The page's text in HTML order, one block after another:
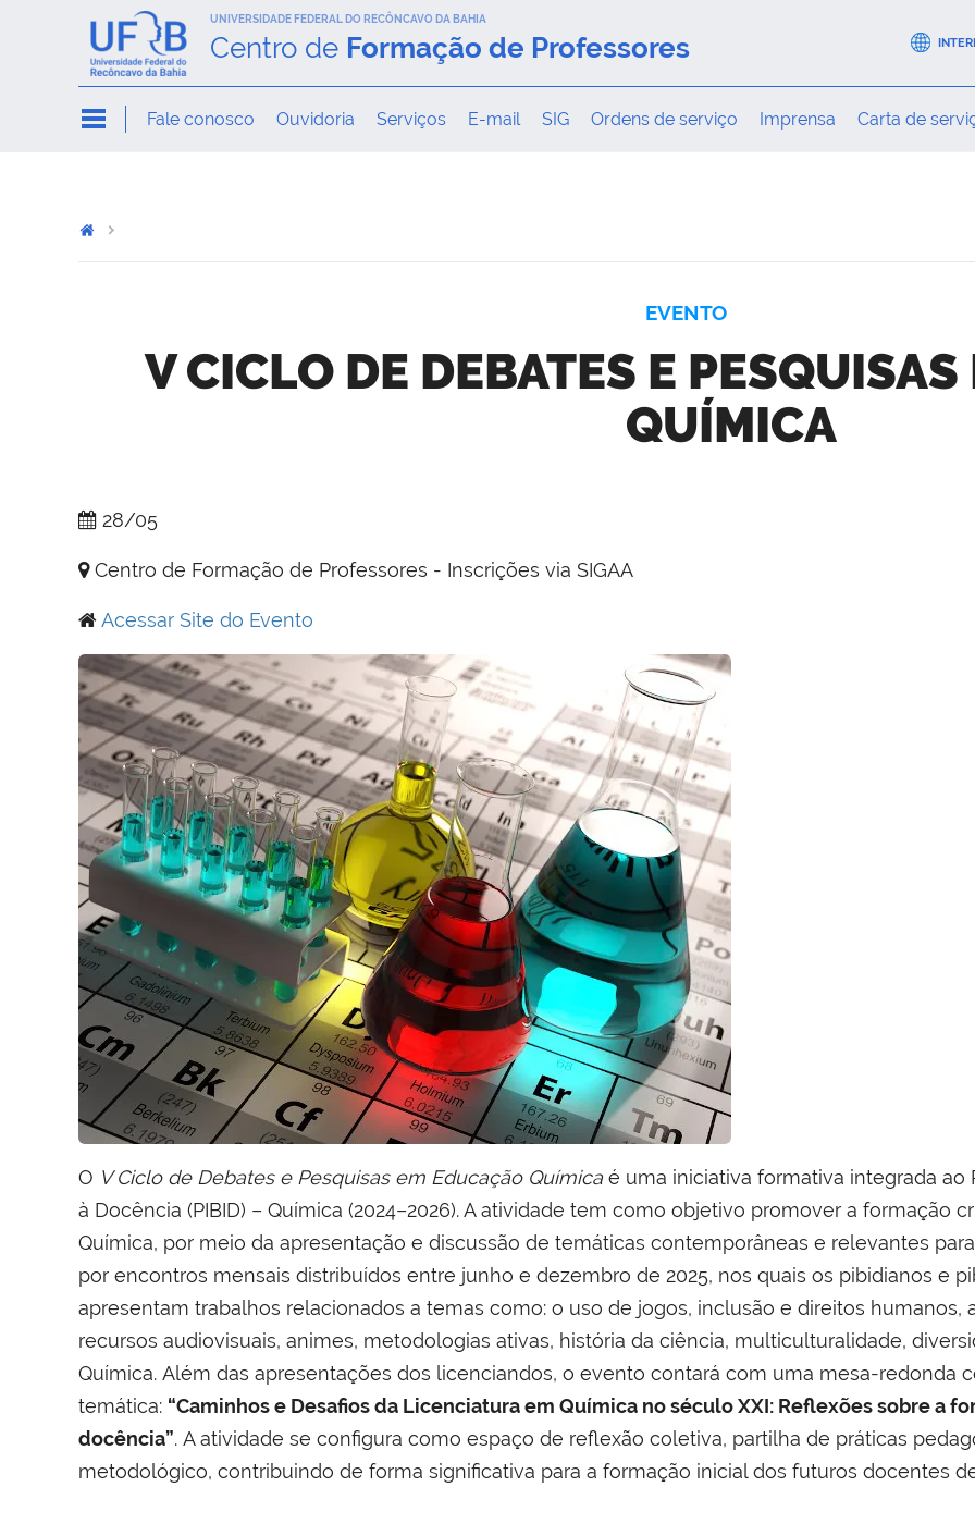
UNIVERSIDADE FEDERAL DO RECÔNCAVO DA BAHIA
Centro de Formação de Professores
Fale conosco Ouvidoria Serviços E-mail SIG Ordens de serviço Imprensa Carta de
EVENTO
V CICLO DE DEBATES E
QUÍMICA
28/05
Centro de Formação de Professores - Inscrições via SIGAA
Acessar Site do Evento
O V Ciclo de Debates e Pesquisas em Educação Química é uma iniciativa formativa integrada ao
à Docência (PIBID) – Química (2024–2026). A atividade tem como objetivo promover a formação
Química, por meio da apresentação e discussão de temáticas contemporâneas e relevantes
por encontros mensais distribuídos entre junho e dezembro de 2025, nos quais os pibidianos e
apresentam trabalhos relacionados a temas como: o uso de jogos, inclusão e direitos humanos,
recursos audiovisuais, animes, metodologias ativas, história da ciência, multiculturalidade,
Química. Além das apresentações dos licenciandos, o evento contará com uma mesa-redonda
temática: “Caminhos e Desafios da Licenciatura em Química no século XXI: Reflexões sobre a
docência”. A atividade se configura como espaço de reflexão coletiva, partilha de práticas
metodológico, contribuindo de forma significativa para a formação inicial dos futuros docentes